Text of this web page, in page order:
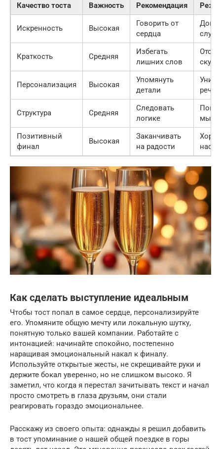
Качество тоста Важность Рекомендация
Искренность Высокая
Говорить от
сердца
Краткость Средняя
Избегать
лишних слов
скуки
Персонализация Высокая
Упомянуть
детали
речи
Структура Средняя
Следовать
логике
Позитивный
финал
Высокая
Заканчивать
на радости
Как сделать выступление идеальным
Чтобы тост попал в самое сердце, персонализируйте
его. Упомяните общую мечту или локальную шутку,
понятную только вашей компании. Работайте с
интонацией: начинайте спокойно, постепенно
наращивая эмоциональный накал к финалу.
Используйте открытые жесты, не скрещивайте руки и
держите бокал уверенно, но не слишком высоко. Я
заметил, что когда я перестал зачитывать текст и начал
просто смотреть в глаза друзьям, они стали
реагировать гораздо эмоциональнее.
Расскажу из своего опыта: однажды я решил добавить
в тост упоминание о нашей общей поездке в горы